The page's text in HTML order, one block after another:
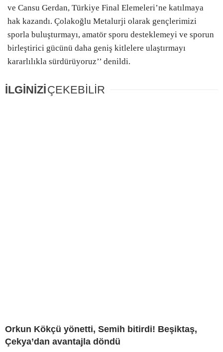
ve Cansu Gerdan, Türkiye Final Elemeleri’ne katılmaya
hak kazandı. Çolakoğlu Metalurji olarak gençlerimizi
sporla buluşturmayı, amatör sporu desteklemeyi ve sporun
birleştirici gücünü daha geniş kitlelere ulaştırmayı
kararlılıkla sürdürüyoruz’’ denildi.
İLGİNİZİÇEKEBİLİR
Orkun Kökçü yönetti, Semih bitirdi! Beşiktaş,
Çekya’dan avantajla döndü